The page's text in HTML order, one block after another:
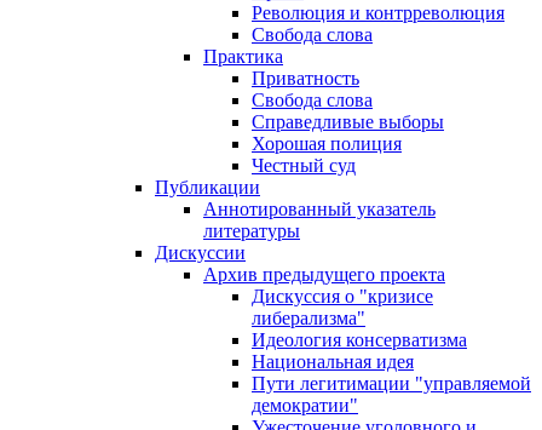
Революция и контрреволюция
Свобода слова
Практика
Приватность
Свобода слова
Справедливые выборы
Хорошая полиция
Честный суд
Публикации
Аннотированный указатель
литературы
Дискуссии
Архив предыдущего проекта
Дискуссия о "кризисе
либерализма"
Идеология консерватизма
Национальная идея
Пути легитимации "управляемой
демократии"